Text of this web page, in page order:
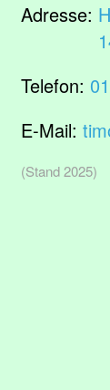
Adresse:
Telefon:
E-Mail:
(Stand 2025)